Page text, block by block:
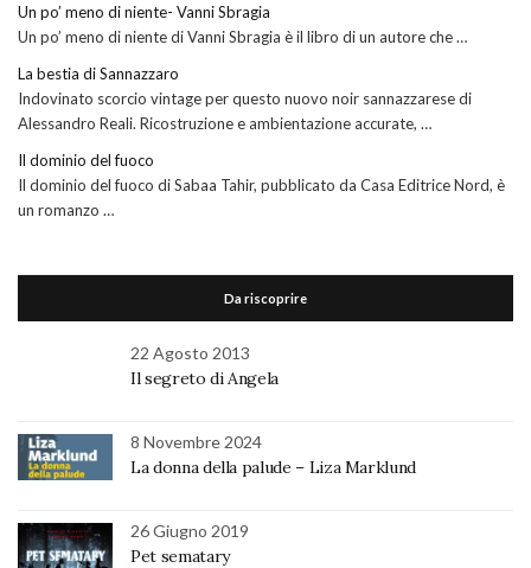
Un po’ meno di niente- Vanni Sbragia
Un po’ meno di niente di Vanni Sbragia è il libro di un autore che …
La bestia di Sannazzaro
Indovinato scorcio vintage per questo nuovo noir sannazzarese di
Alessandro Reali. Ricostruzione e ambientazione accurate, …
Il dominio del fuoco
Il dominio del fuoco di Sabaa Tahir, pubblicato da Casa Editrice Nord, è
un romanzo …
Da riscoprire
22 Agosto 2013
Il segreto di Angela
8 Novembre 2024
La donna della palude – Liza Marklund
26 Giugno 2019
Pet sematary